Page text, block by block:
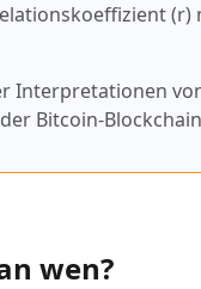
Interpretationen
Bitcoin-
wen?